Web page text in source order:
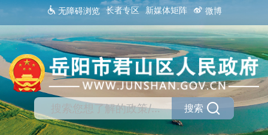
无障碍浏览 长者专区 新媒体矩阵 微博
搜索